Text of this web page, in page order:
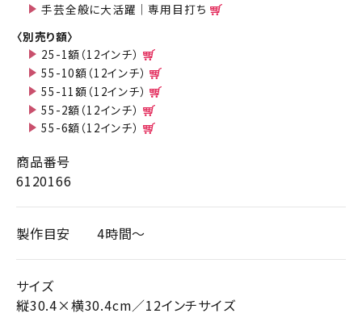
手芸全般に大活躍｜専用目打ち
〈別売り額〉
25-1額（12インチ）
55-10額（12インチ）
55-11額（12インチ）
55-2額（12インチ）
55-6額（12インチ）
商品番号
6120166
製作目安 4時間～
サイズ
縦30.4×横30.4cm／12インチサイズ